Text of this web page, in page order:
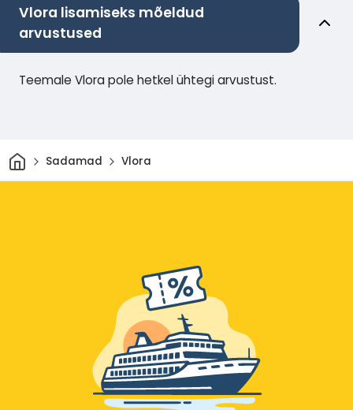
Vlora lisamiseks mõeldud
arvustused
Teemale Vlora pole hetkel ühtegi arvustust.
Avaleht
Sadamad Vlora